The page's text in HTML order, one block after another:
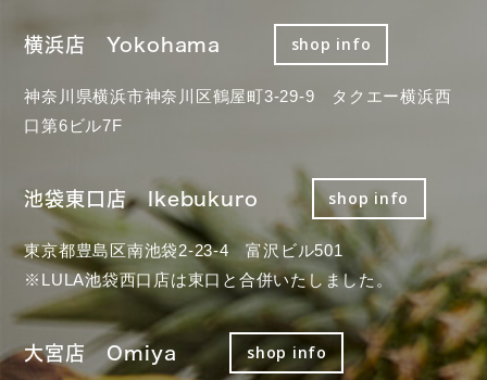
横浜店 Yokohama shop info
神奈川県横浜市神奈川区鶴屋町3-29-9 タクエー横浜西
口第6ビル7F
池袋東口店 Ikebukuro shop info
東京都豊島区南池袋2-23-4 富沢ビル501
※LULA池袋西口店は東口と合併いたしました。
大宮店 Omiya shop info